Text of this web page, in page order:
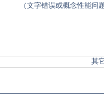
（文字错误或概念性能问
其